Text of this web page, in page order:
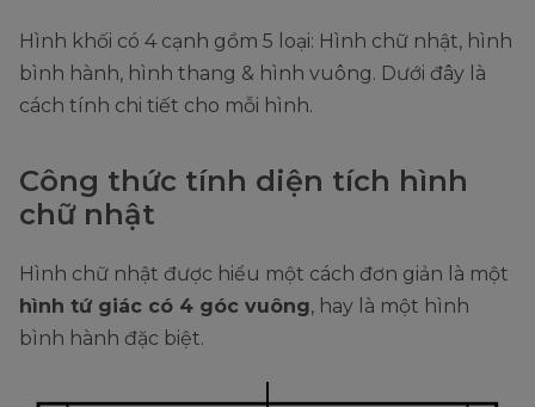
Hình khối có 4 cạnh gồm 5 loại: Hình chữ nhật, hình
bình hành, hình thang & hình vuông. Dưới đây là
cách tính chi tiết cho mỗi hình.
Công thức tính diện tích hình
chữ nhật
Hình chữ nhật được hiểu một cách đơn giản là một
hình tứ giác có 4 góc vuông, hay là một hình
bình hành đặc biệt.